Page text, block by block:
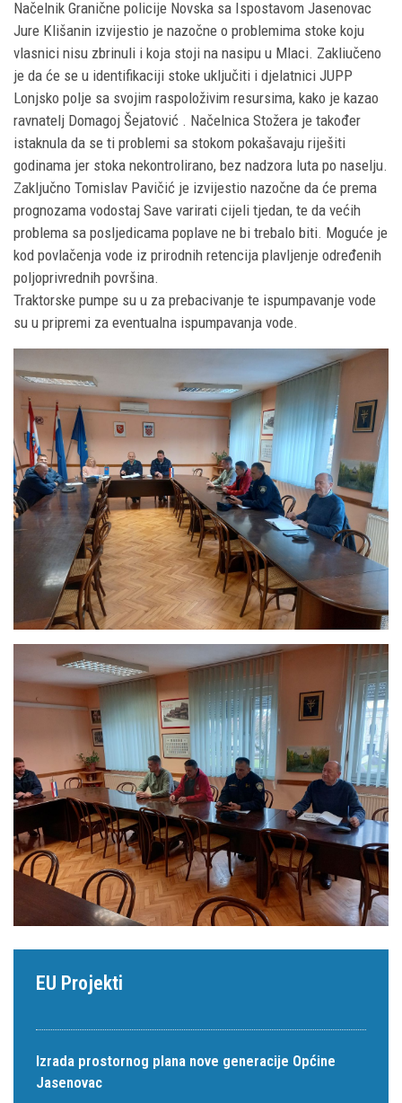
Načelnik Granične policije Novska sa Ispostavom Jasenovac
Jure Klišanin izvijestio je nazočne o problemima stoke koju
vlasnici nisu zbrinuli i koja stoji na nasipu u Mlaci. Zakliučeno
je da će se u identifikaciji stoke uključiti i djelatnici JUPP
Lonjsko polje sa svojim raspoloživim resursima, kako je kazao
ravnatelj Domagoj Šejatović . Načelnica Stožera je također
istaknula da se ti problemi sa stokom pokašavaju riješiti
godinama jer stoka nekontrolirano, bez nadzora luta po naselju.
Zaključno Tomislav Pavičić je izvijestio nazočne da će prema
prognozama vodostaj Save varirati cijeli tjedan, te da većih
problema sa posljedicama poplave ne bi trebalo biti. Moguće je
kod povlačenja vode iz prirodnih retencija plavljenje određenih
poljoprivrednih površina.
Traktorske pumpe su u za prebacivanje te ispumpavanje vode
su u pripremi za eventualna ispumpavanja vode.
EU Projekti
Izrada prostornog plana nove generacije Općine
Jasenovac